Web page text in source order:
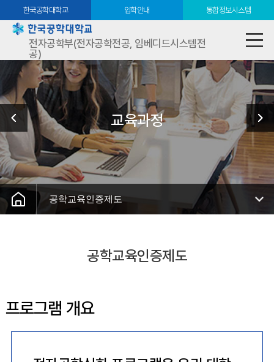
한국공학대학교 입학안내 통합정보시스템
전자공학부(전자공학전공, 임베디드시스템전
공)
교육과정
공학교육인증제도
공학교육인증제도
프로그램 개요